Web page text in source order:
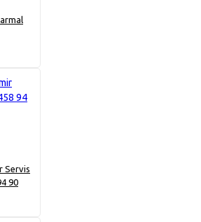
Servis
90